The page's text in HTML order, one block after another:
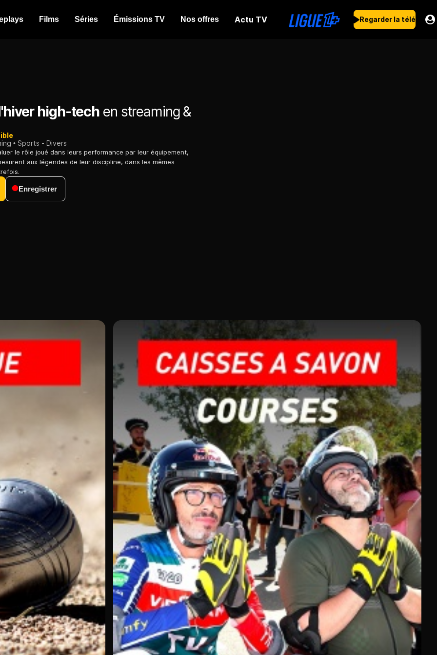
Films Séries Émissions TV Nos offres Actu TV Regarder la télé
high-tech en streaming &
Sports - Divers
le rôle joué dans leurs performance par leur équipement,
aux légendes de leur discipline, dans les mêmes
Enregistrer